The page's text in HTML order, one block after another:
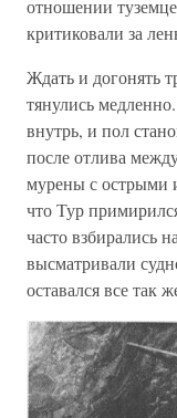
отношении
критиковали за
Ждать и догонять
тянулись
внутрь, и пол
после отлива
мурены с острыми
что Тур
часто взбирались
высматривали
оставался все так